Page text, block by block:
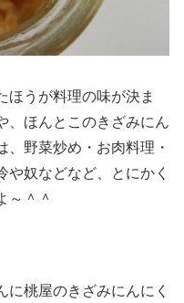
ほうが料理の味が決ま
、ほんとこのきざみにん
、野菜炒め・お肉料理・
や奴などなど、とにかく
～＾＾
に桃屋のきざみにんにく